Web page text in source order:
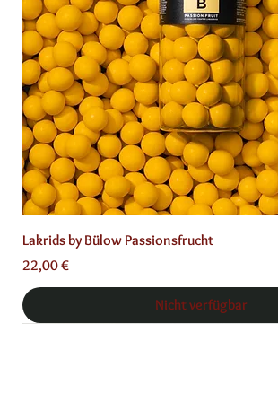
Lakrids by Bülow Passionsfrucht
Preis
22,00 €
Nicht verfügbar